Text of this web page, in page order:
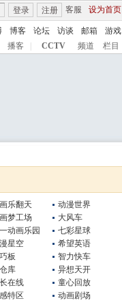
客服 设为首页
登录 注册
博客 论坛 访谈 邮箱
游戏
播客 CCTV 频道 栏目
乐翻天
梦工场
动画乐园
星空
板
库
在线
特区
动漫世界
大风车
七彩星球
希望英语
智力快车
异想天开
童心回放
动画剧场